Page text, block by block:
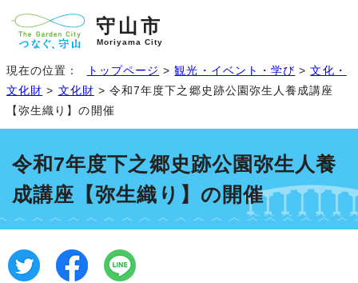
守山市
Moriyama City
現在の位置： トップページ >観光・イベント・学び >文化・
文化財 > 文化財 > 令和7年度下之郷史跡公園弥生人養成講座
【弥生織り】の開催
令和7年度下之郷史跡公園弥生人養
成講座【弥生織り】の開催